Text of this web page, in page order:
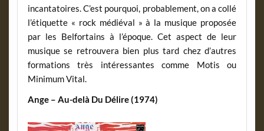
incantatoires. C’est pourquoi, probablement, on a collé
l’étiquette « rock médiéval » à la musique proposée
par les Belfortains à l’époque. Cet aspect de leur
musique se retrouvera bien plus tard chez d’autres
formations très intéressantes comme Motis ou
Minimum Vital.
Ange – Au-delà Du Délire (1974)